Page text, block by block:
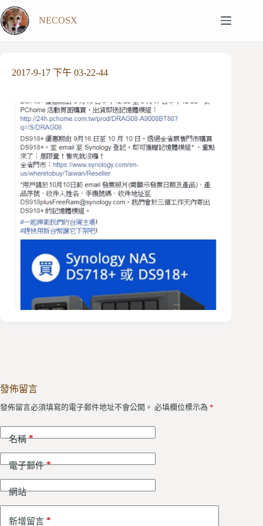
跳
至
主
NECOSX
2017-9-17 下午 03-22-44
發佈留言
發佈留言必須填寫的電子郵件地址不會公開。 必填欄位標示為 *
名稱*
電子郵件*
網站
新增留言 *